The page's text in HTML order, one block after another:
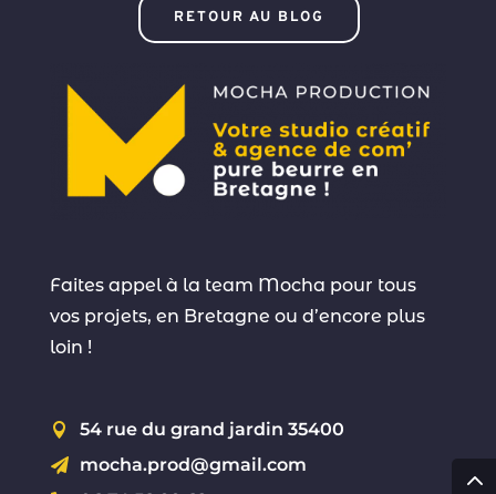
RETOUR AU BLOG
Faites appel à la team Mocha pour tous
vos projets, en Bretagne ou d’encore plus
loin !
 54 rue du grand jardin 35400
 mocha.prod@gmail.com